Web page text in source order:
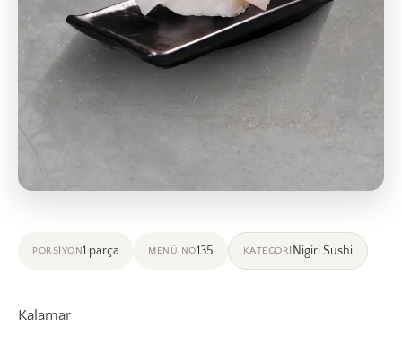
PORSIYON1 parça MENÜ NO135 KATEGORI Nigiri Sushi
Kalamar